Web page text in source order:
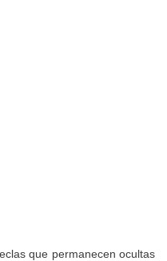
que permanecen ocultas